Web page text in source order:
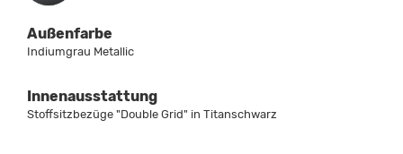
Außenfarbe
Indiumgrau Metallic
Innenausstattung
Stoffsitzbezüge "Double Grid" in Titanschwarz